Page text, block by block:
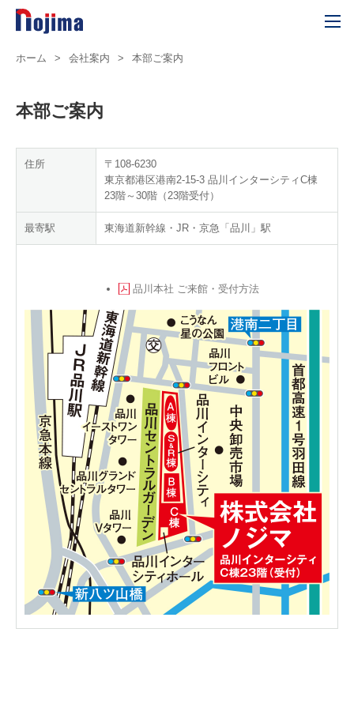
ホーム > 会社案内 > 本部ご案内
本部ご案内
住所
〒108-6230
東京都港区港南2-15-3 品川インターシティC棟
23階～30階（23階受付）
最寄駅 東海道新幹線・JR・京急「品川」駅
品川本社 ご来館・受付方法